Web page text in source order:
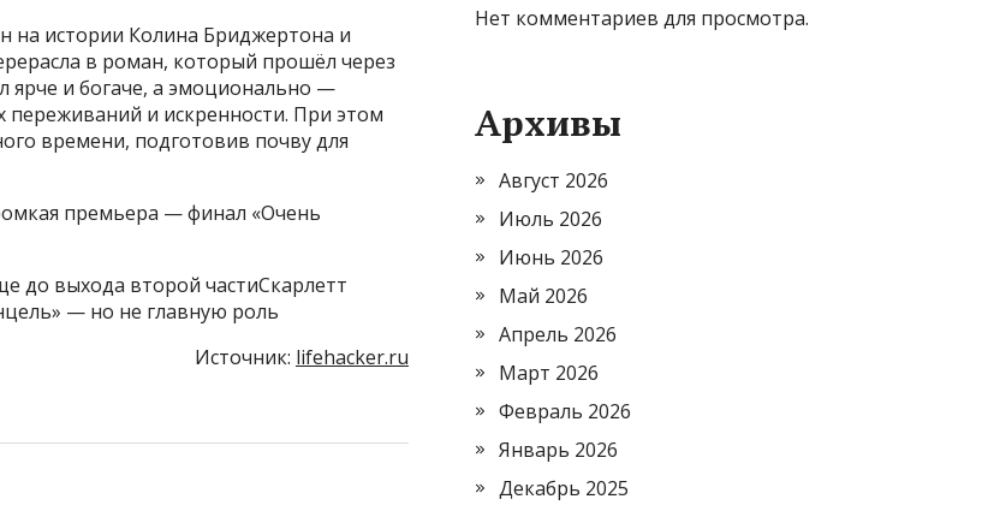
на истории Колина Бриджертона и
в роман, который прошёл через
ярче и богаче, а эмоционально —
переживаний и искренности. При этом
времени, подготовив почву для
премьера — финал «Очень
выхода второй частиСкарлетт
— но не главную роль
Источник: lifehacker.ru
Нет комментариев для просмотра.
Архивы
Август 2026
Июль 2026
Июнь 2026
Май 2026
Апрель 2026
Март 2026
Февраль 2026
Январь 2026
Декабрь 2025